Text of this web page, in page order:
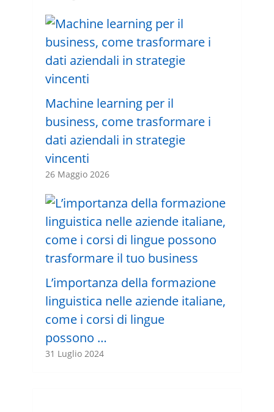
Machine learning per il
business, come trasformare i
dati aziendali in strategie
vincenti
26 Maggio 2026
L’importanza della formazione
linguistica nelle aziende italiane,
come i corsi di lingue
possono …
31 Luglio 2024